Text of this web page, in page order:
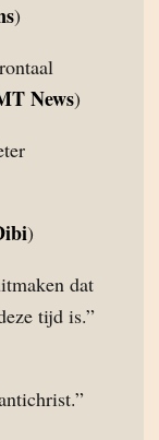
)
News)
)
dat
tijd is.”